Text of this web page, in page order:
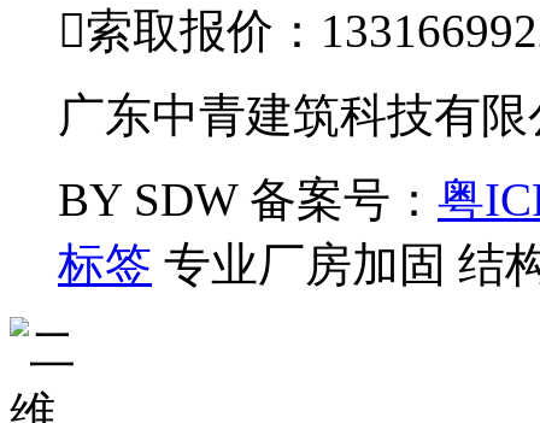
索取报价：
广东中青建筑科技有
BY SDW备案号： 粤
标签 专业厂房加固 结